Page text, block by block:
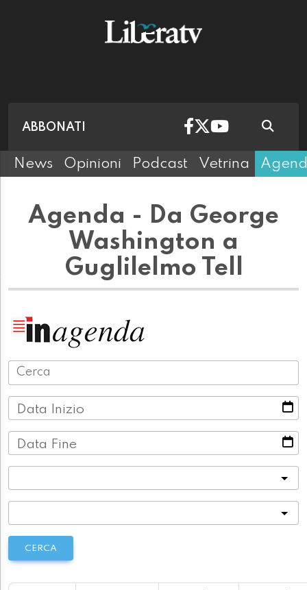
ABBONATI
News Opinioni Podcast Vetrina
Agenda - Da George
Washington a
Guglilelmo Tell
Data Inizio
Data Fine
CERCA